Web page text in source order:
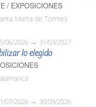
/ EXPOSICIONES
Marta de Tormes
06/2026 31/03/2027
lo elegido
07/2026 30/09/2026